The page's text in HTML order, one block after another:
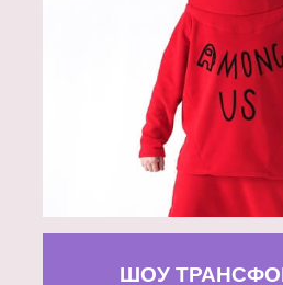
ШОУ